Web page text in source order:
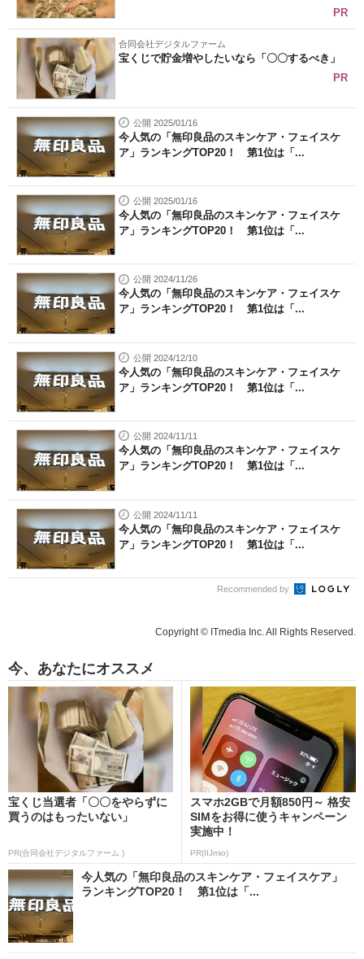
PR
合同会社デジタルファーム
宝くじで貯金増やしたいなら「〇〇するべき」
PR
公開 2025/01/16
今人気の「無印良品のスキンケア・フェイスケ
ア」ランキングTOP20！ 第1位は「...
公開 2025/01/16
今人気の「無印良品のスキンケア・フェイスケ
ア」ランキングTOP20！ 第1位は「...
公開 2024/11/26
今人気の「無印良品のスキンケア・フェイスケ
ア」ランキングTOP20！ 第1位は「...
公開 2024/12/10
今人気の「無印良品のスキンケア・フェイスケ
ア」ランキングTOP20！ 第1位は「...
公開 2024/11/11
今人気の「無印良品のスキンケア・フェイスケ
ア」ランキングTOP20！ 第1位は「...
公開 2024/11/11
今人気の「無印良品のスキンケア・フェイスケ
ア」ランキングTOP20！ 第1位は「...
Recommended by
Copyright © ITmedia Inc. All Rights Reserved.
今、あなたにオススメ
宝くじ当選者「〇〇をやらずに
買うのはもったいない」
PR(合同会社デジタルファーム )
スマホ2GBで月額850円～ 格安
SIMをお得に使うキャンペーン
実施中！
PR(IIJmio)
今人気の「無印良品のスキンケア・フェイスケア」
ランキングTOP20！ 第1位は「...